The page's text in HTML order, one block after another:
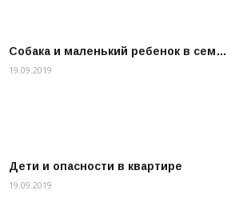
Собака и маленький ребенок в сем…
19.09.2019
Дети и опасности в квартире
19.09.2019